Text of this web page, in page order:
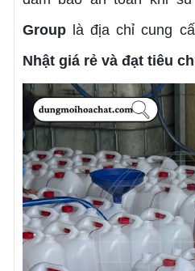
Grouplà địa chỉ cung
Nhật giá rẻ và đạt tiêu